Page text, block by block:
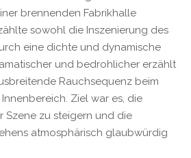
brennenden Fabrikhalle
sowohl die Inszenierung des
eine dichte und dynamische
und bedrohlicher erzählt
Rauchsequenz beim
Ziel war es, die
Szene zu steigern und die
atmosphärisch glaubwürdig